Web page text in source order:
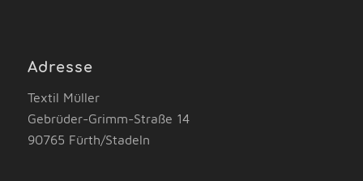
Adresse
Textil Müller
Gebrüder-Grimm-Straße 14
90765 Fürth/Stadeln